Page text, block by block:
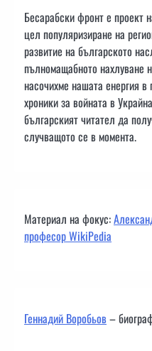
Бесарабски фронт е проект
цел популяризиране на
развитие на българското
пълномащабното нахлуване
насочихме нашата енергия
хроники за войната в
българският читател да
случващото се в момента.
Материал на фокус:
професор WikiPedia
Геннадий Воробьов–